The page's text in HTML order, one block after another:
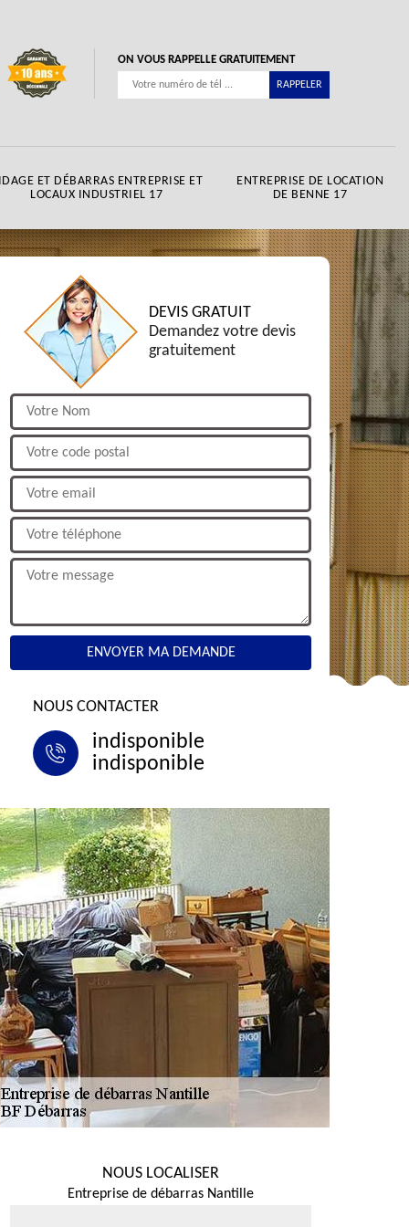
ON VOUS RAPPELLE GRATUITEMENT
ET DÉBARRAS ENTREPRISE ET
LOCAUX INDUSTRIEL 17
ENTREPRISE DE LOCATION
DE BENNE 17
DEVIS GRATUIT
Demandez votre devis
gratuitement
NOUS CONTACTER
indisponible
indisponible
NOUS LOCALISER
Entreprise de débarras Nantille